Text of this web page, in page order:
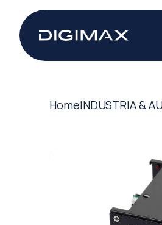
HomeINDUSTRIA &